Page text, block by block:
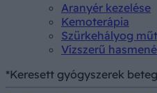
Aranyér kezelése
Kemoterápia
Szürkehályog
Vízszerű
*Keresett gyógyszerek